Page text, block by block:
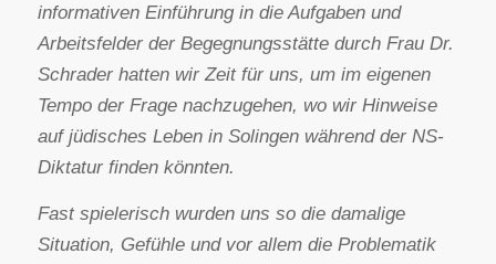
informativen Einführung in die Aufgaben und
Arbeitsfelder der Begegnungsstätte durch Frau Dr.
Schrader hatten wir Zeit für uns, um im eigenen
Tempo der Frage nachzugehen, wo wir Hinweise
auf jüdisches Leben in Solingen während der NS-
Diktatur finden könnten.
Fast spielerisch wurden uns so die damalige
Situation, Gefühle und vor allem die Problematik